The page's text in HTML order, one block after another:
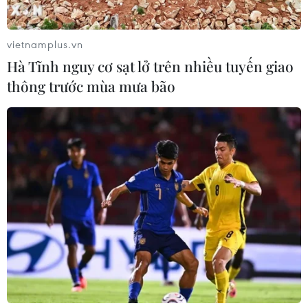
Hội nghị SCO 2017 tập trung vào cuộc
chiến chống khủng bố
08/06/2017 01:11
Trợ lý Tổng thống Nga Yuri Ushakov cho biết cuộc chiến
chống khủng bố, tình hình tại Afganistan và Trung Đông
sẽ là những đề tài chính tại Hội nghị thượng đỉnh lãnh
đạo các nước thành viên SCO.
vietnamplus.vn
Hà Tĩnh nguy cơ sạt lở trên nhiều tuyến giao
thông trước mùa mưa bão